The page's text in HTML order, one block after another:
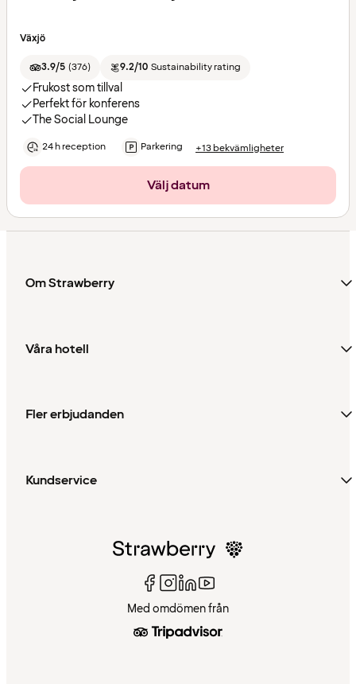
Växjö
3.9/5 (376) 9.2/10 Sustainability rating
Frukost som tillval
Perfekt för konferens
The Social Lounge
24 h reception Parkering +13 bekvämligheter
Välj datum
Om Strawberry
Våra hotell
Fler erbjudanden
Kundservice
Med omdömen från